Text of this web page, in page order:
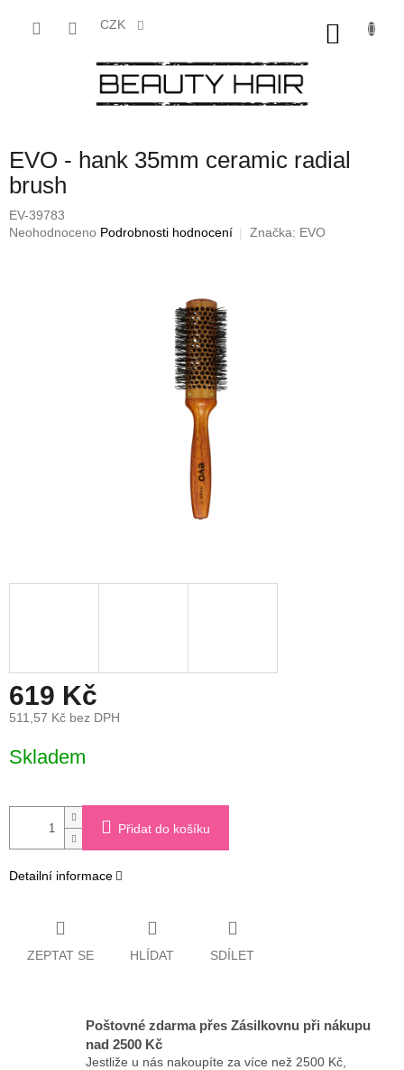
CZK
EVO - hank 35mm ceramic radial
brush
EV-39783
Průměrné
Neohodnoceno Podrobnosti hodnocení Značka: EVO
619 Kč
511,57 Kč bez DPH
cena:
Skladem
Přidat do košíku
Detailní informace
ZEPTAT SE HLÍDAT SDÍLET
Poštovné zdarma přes Zásilkovnu při nákupu
nad 2500 Kč
Jestliže u nás nakoupíte za více než 2500 Kč,